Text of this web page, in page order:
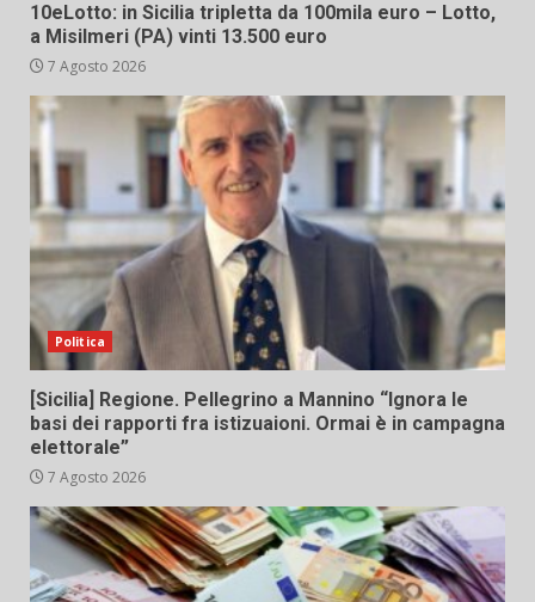
10eLotto: in Sicilia tripletta da 100mila euro – Lotto,
a Misilmeri (PA) vinti 13.500 euro
7 Agosto 2026
Politica
[Sicilia] Regione. Pellegrino a Mannino “Ignora le
basi dei rapporti fra istizuaioni. Ormai è in campagna
elettorale”
7 Agosto 2026